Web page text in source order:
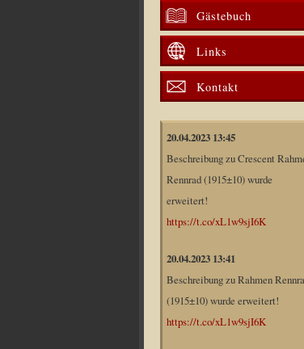
Gästebuch
Links
Kontakt
20.04.2023 13:45
Beschreibung zu Crescent
Rennrad (1915±10) wurde
erweitert!
https://t.co/xL1w9sjI6K
20.04.2023 13:41
Beschreibung zu Rahmen
(1915±10) wurde erweitert!
https://t.co/xL1w9sjI6K